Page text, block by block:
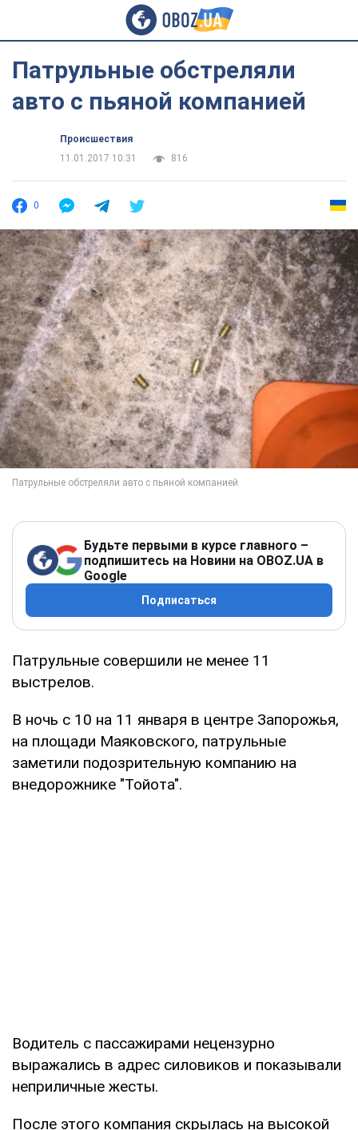
Патрульные обстреляли
авто с пьяной компанией
Происшествия
11.01.2017 10:31
816
0
Будьте первыми в курсе главного –
подпишитесь на Новини на OBOZ.UA в
Google
Подписаться
Патрульные совершили не менее 11
выстрелов.
В ночь с 10 на 11 января в центре Запорожья,
на площади Маяковского, патрульные
заметили подозрительную компанию на
внедорожнике "Тойота".
Водитель с пассажирами нецензурно
выражались в адрес силовиков и показывали
неприличные жесты.
После этого компания скрылась на высокой